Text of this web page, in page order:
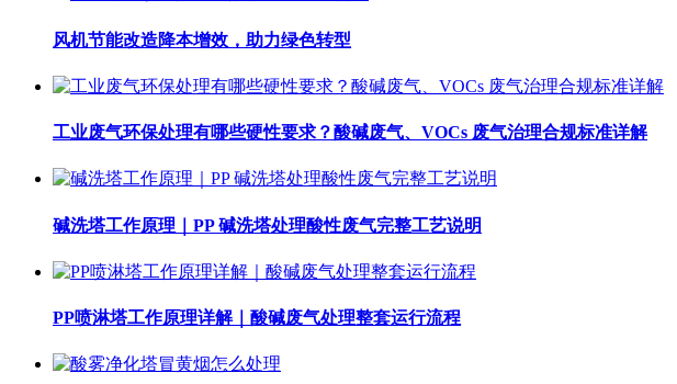
风机节能改造降本增效，助力绿色转型
工业废气环保处理有哪些硬性要求？酸碱废气、VOCs 废气治理合规标准详解
碱洗塔工作原理｜PP 碱洗塔处理酸性废气完整工艺说明
PP喷淋塔工作原理详解｜酸碱废气处理整套运行流程